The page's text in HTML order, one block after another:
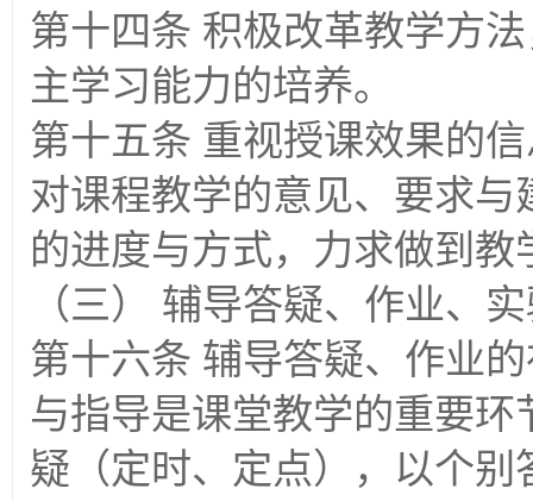
第十四条 积极改革教学方
主学习能力的培养。
第十五条 重视授课效果的
对课程教学的意见、要求
的进度与方式，力求做到教
（三） 辅导答疑、作业、
第十六条 辅导答疑、作业
与指导是课堂教学的重要
疑（定时、定点），以个